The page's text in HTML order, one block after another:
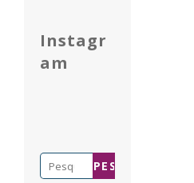
Instagr
am
Pesquisar